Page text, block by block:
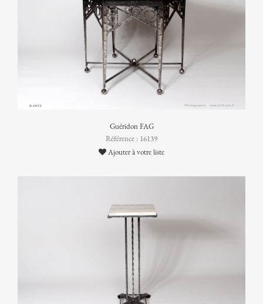
Guéridon FAG
Référence : 16139
Ajouter à votre liste